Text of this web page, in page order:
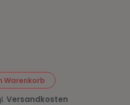
Warenkorb
Versandkosten